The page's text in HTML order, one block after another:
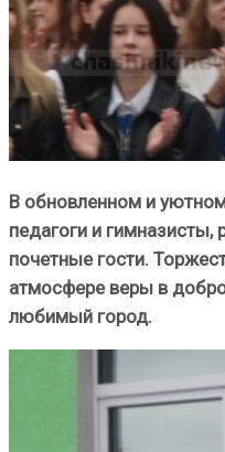
В обновленном и
педагоги и гимназисты,
почетные гости.
атмосфере веры в
любимый город.